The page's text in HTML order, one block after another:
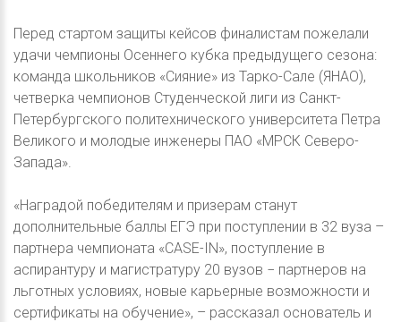
Перед стартом защиты кейсов финалистам пожелали
удачи чемпионы Осеннего кубка предыдущего сезона:
команда школьников «Сияние» из Тарко-Сале (ЯНАО),
четверка чемпионов Студенческой лиги из Санкт-
Петербургского политехнического университета Петра
Великого и молодые инженеры ПАО «МРСК Северо-
Запада».
«Наградой победителям и призерам станут
дополнительные баллы ЕГЭ при поступлении в 32 вуза –
партнера чемпионата «CASE-IN», поступление в
аспирантуру и магистратуру 20 вузов − партнеров на
льготных условиях, новые карьерные возможности и
сертификаты на обучение», – рассказал основатель и